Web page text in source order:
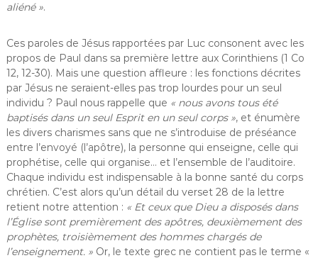
aliéné ».
Ces paroles de Jésus rapportées par Luc consonent avec les
propos de Paul dans sa première lettre aux Corinthiens (1 Co
12, 12-30). Mais une question affleure : les fonctions décrites
par Jésus ne seraient-elles pas trop lourdes pour un seul
individu ? Paul nous rappelle que « nous avons tous été
baptisés dans un seul Esprit en un seul corps », et énumère
les divers charismes sans que ne s’introduise de préséance
entre l’envoyé (l’apôtre), la personne qui enseigne, celle qui
prophétise, celle qui organise… et l’ensemble de l’auditoire.
Chaque individu est indispensable à la bonne santé du corps
chrétien. C’est alors qu’un détail du verset 28 de la lettre
retient notre attention : « Et ceux que Dieu a disposés dans
l’Église sont premièrement des apôtres, deuxièmement des
prophètes, troisièmement des hommes chargés de
l’enseignement. »Or, le texte grec ne contient pas le terme «